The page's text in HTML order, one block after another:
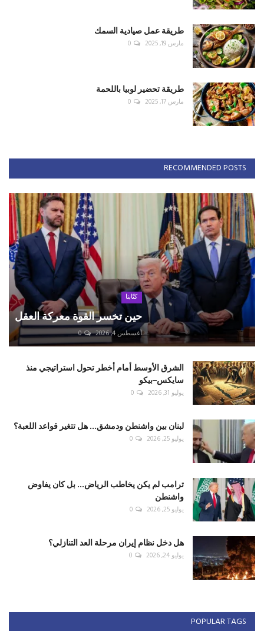
طريقة عمل صيادية السمك
مارس 19, 2025 0
طريقة تحضير لوبيا باللحمة
مارس 17, 2025 0
RECOMMENDED POSTS
كتّابنا
حين تخسر القوة معركة العقل
أغسطس 4, 2026 0
الشرق الأوسط أمام أخطر تحول استراتيجي منذ
سايكس–بيكو
يوليو 31, 2026 0
لبنان بين واشنطن ودمشق... هل تتغير قواعد اللعبة؟
يوليو 25, 2026 0
ترامب لم يكن يخاطب الرياض... بل كان يفاوض
واشنطن
يوليو 25, 2026 0
هل دخل نظام إيران مرحلة العد التنازلي؟
يوليو 24, 2026 0
POPULAR TAGS